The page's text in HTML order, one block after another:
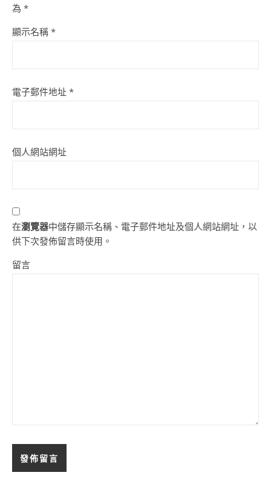
為 *
顯示名稱 *
電子郵件地址 *
個人網站網址
在瀏覽器中儲存顯示名稱、電子郵件地址及個人網站網址，以
供下次發佈留言時使用。
留言